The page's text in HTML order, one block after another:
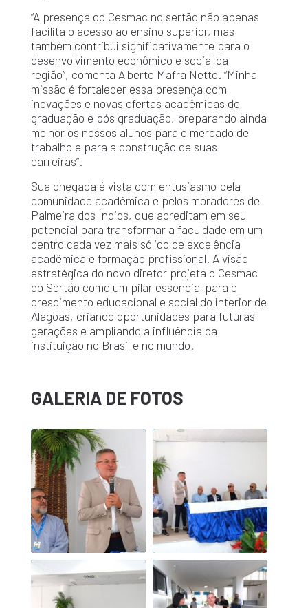
“A presença do Cesmac no sertão não apenas
facilita o acesso ao ensino superior, mas
também contribui significativamente para o
desenvolvimento econômico e social da
região”, comenta Alberto Mafra Netto. “Minha
missão é fortalecer essa presença com
inovações e novas ofertas acadêmicas de
graduação e pós graduação, preparando ainda
melhor os nossos alunos para o mercado de
trabalho e para a construção de suas
carreiras”.
Sua chegada é vista com entusiasmo pela
comunidade acadêmica e pelos moradores de
Palmeira dos Índios, que acreditam em seu
potencial para transformar a faculdade em um
centro cada vez mais sólido de excelência
acadêmica e formação profissional. A visão
estratégica do novo diretor projeta o Cesmac
do Sertão como um pilar essencial para o
crescimento educacional e social do interior de
Alagoas, criando oportunidades para futuras
gerações e ampliando a influência da
instituição no Brasil e no mundo.
GALERIA DE FOTOS